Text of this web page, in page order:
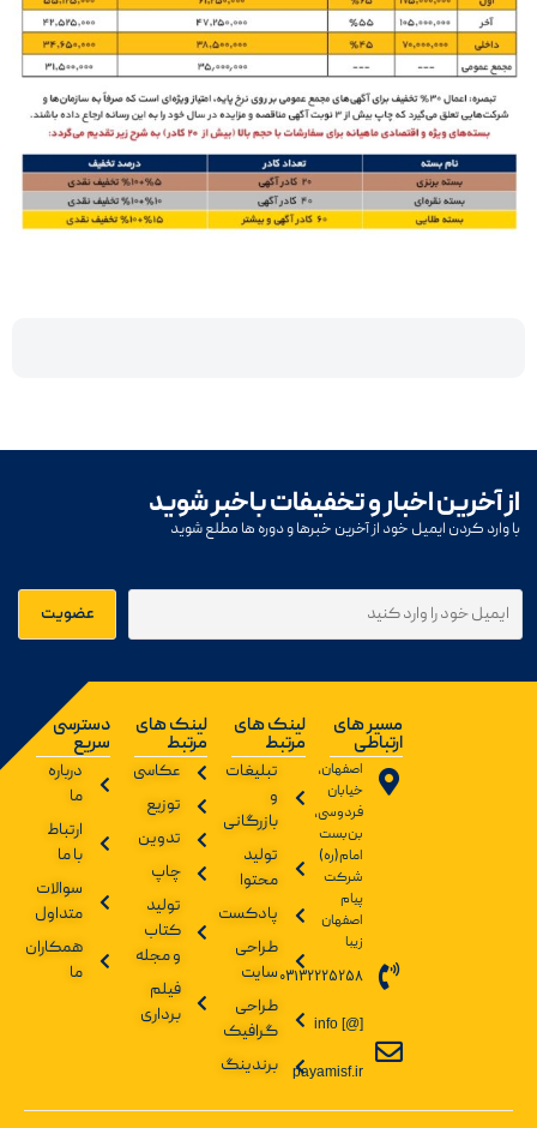
از آخرین اخبار و تخفیفات باخبر شوید
با وارد کردن ایمیل خود از آخرین خبرها و دوره ها مطلع شوید
مسیر های
ارتباطی
اصفهان،
خیابان
فردوسی،
بن‌بست
امام(ره)
شرکت
پیام
اصفهان
زیبا
03132225258
info [@]
payamisf.ir
لینک های
مرتبط
تبلیغات
و
بازرگانی
تولید
محتوا
پادکست
طراحی
سایت
طراحی
گرافیک
برندینگ
لینک های
مرتبط
عکاسی
توزیع
تدوین
چاپ
تولید
کتاب
و مجله
فیلم
برداری
دسترسی
سریع
درباره
ما
ارتباط
با ما
سوالات
متداول
همکاران
ما